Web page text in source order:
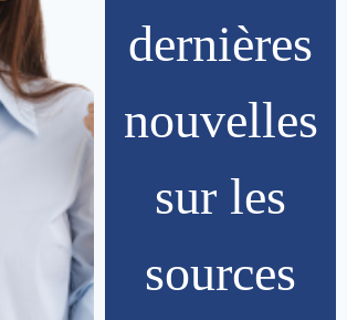
dernières
nouvelles
sur les
sources